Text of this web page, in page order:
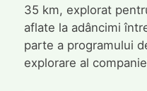
35 km, explorat
aflate la adâncimi
parte a programului
explorare al